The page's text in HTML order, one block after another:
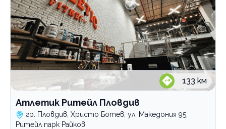
133 км
Атлетик Ритейл Пловдив
гр. Пловдив, Христо Ботев, ул. Македония 95,
Ритейл парк Райков